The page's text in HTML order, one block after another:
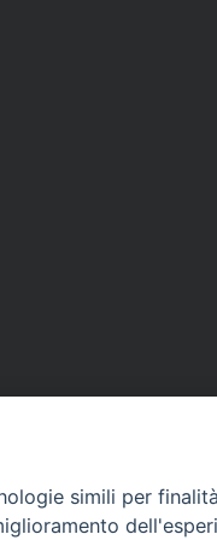
simili per